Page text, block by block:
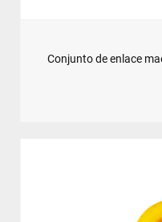
Conjunto de enlace